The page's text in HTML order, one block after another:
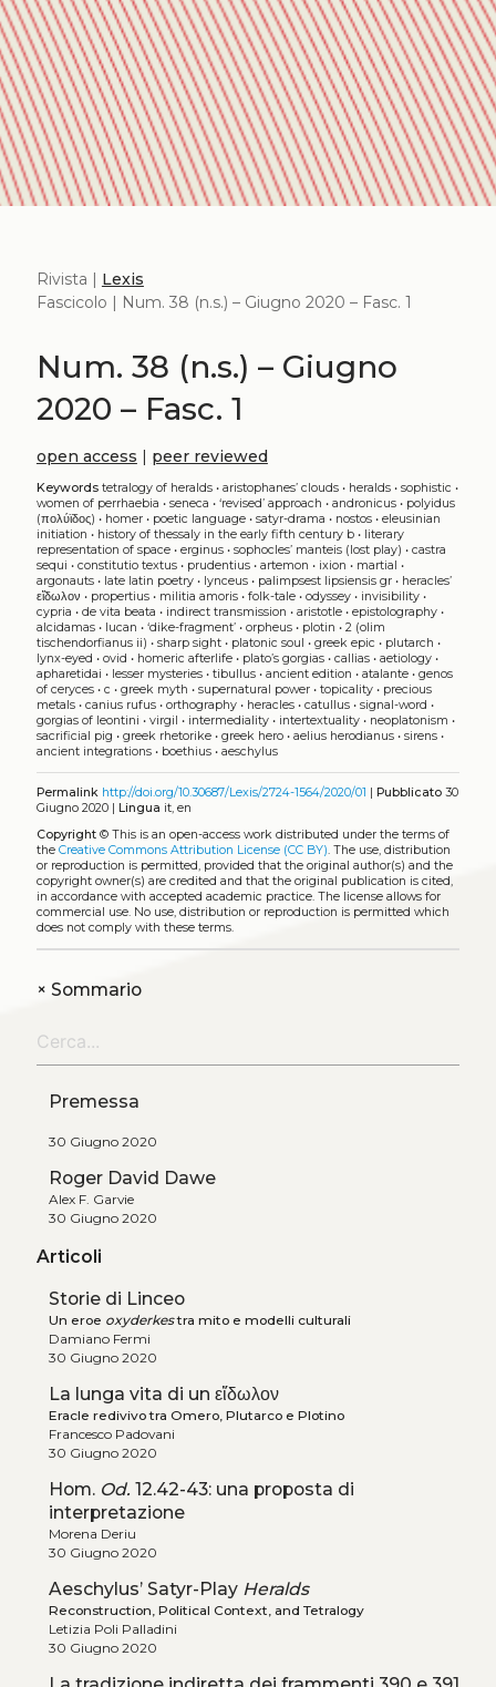
Rivista | Lexis
Fascicolo | Num. 38 (n.s.) – Giugno 2020 – Fasc. 1
Num. 38 (n.s.) – Giugno
2020 – Fasc. 1
open access | peer reviewed
Keywords tetralogy of heralds• aristophanes’ clouds• heralds• sophistic •
women of perrhaebia • seneca • ‘revised’ approach • andronicus• polyidus
(πολύϊδος) • homer• poetic language• satyr-drama • nostos• eleusinian
initiation • history of thessaly in the early fifth century b• literary
representation of space• erginus• sophocles’ manteis (lost play) • castra
sequi • constitutio textus• prudentius• artemon • ixion • martial •
argonauts• late latin poetry• lynceus• palimpsest lipsiensis gr• heracles’
εἴδωλον • propertius• militia amoris• folk-tale• odyssey• invisibility•
cypria • de vita beata • indirect transmission • aristotle• epistolography•
alcidamas• lucan • ‘dike-fragment’• orpheus• plotin • 2 (olim
tischendorfianus ii) • sharp sight• platonic soul • greek epic • plutarch •
lynx-eyed • ovid • homeric afterlife• plato’s gorgias• callias• aetiology•
apharetidai • lesser mysteries• tibullus• ancient edition • atalante• genos
of ceryces• c • greek myth • supernatural power• topicality• precious
metals• canius rufus• orthography• heracles• catullus• signal-word •
gorgias of leontini • virgil • intermediality• intertextuality• neoplatonism •
sacrificial pig • greek rhetorike• greek hero• aelius herodianus• sirens•
ancient integrations• boethius• aeschylus
Permalink http://doi.org/10.30687/Lexis/2724-1564/2020/01 | Pubblicato30
Giugno 2020 | Lingua it, en
Copyright© This is an open-access work distributed under the terms of
the Creative Commons Attribution License (CC BY). The use, distribution
or reproduction is permitted, provided that the original author(s) and the
copyright owner(s) are credited and that the original publication is cited,
in accordance with accepted academic practice. The license allows for
commercial use. No use, distribution or reproduction is permitted which
does not comply with these terms.
+Sommario
Premessa
30 Giugno 2020
Roger David Dawe
Alex F. Garvie
30 Giugno 2020
Articoli
Storie di Linceo
Un eroe oxyderkestra mito e modelli culturali
Damiano Fermi
30 Giugno 2020
La lunga vita di un εἴδωλον
Eracle redivivo tra Omero, Plutarco e Plotino
Francesco Padovani
30 Giugno 2020
Hom. Od. 12.42-43: una proposta di
interpretazione
Morena Deriu
30 Giugno 2020
Aeschylus’ Satyr-Play Heralds
Reconstruction, Political Context, and Tetralogy
Letizia Poli Palladini
30 Giugno 2020